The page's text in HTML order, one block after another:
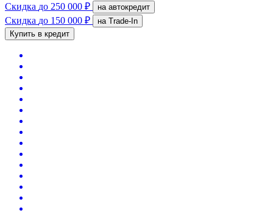
Скидка до 250 000 ₽ на автокредит
Скидка до 150 000 ₽
на Trade-In
Купить в кредит